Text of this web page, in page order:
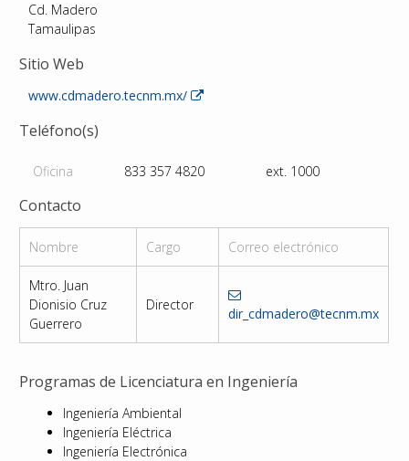
Cd. Madero
Tamaulipas
Sitio Web
www.cdmadero.tecnm.mx/
Teléfono(s)
Oficina 833 357 4820 ext. 1000
Contacto
Nombre Cargo Correo electrónico
Mtro. Juan
Dionisio Cruz
Guerrero
Director
dir_cdmadero@tecnm.mx
Programas de Licenciatura en Ingeniería
Ingeniería Ambiental
Ingeniería Eléctrica
Ingeniería Electrónica